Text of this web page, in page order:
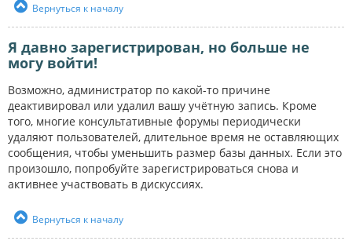
Вернуться к началу
Я давно зарегистрирован, но больше не
могу войти!
Возможно, администратор по какой-то причине
деактивировал или удалил вашу учётную запись. Кроме
того, многие консультативные форумы периодически
удаляют пользователей, длительное время не оставляющих
сообщения, чтобы уменьшить размер базы данных. Если это
произошло, попробуйте зарегистрироваться снова и
активнее участвовать в дискуссиях.
Вернуться к началу